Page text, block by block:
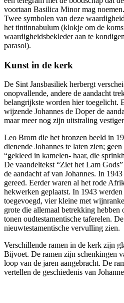
voortaan Basilica Minor mag noemen.
Twee symbolen van deze
het tintinnabulum (klokje om de
waardigheidsbekleder aan te
parasol).
Kunst in de kerk
De Sint Jansbasiliek herbergt
onopvallende, andere de aandacht
belangrijkste worden hier toegelicht.
wijzende Johannes de Doper de
maar meer nog zijn uitstraling
Leo Brom die het bronzen beeld in
dienende Johannes te laten zien;
“gekleed in kamelen- haar, die
De vaandeltekst “Ziet het Lam
de aandacht af van Johannes. In
gereed. Eerder waren al het rode
hekwerken geplaatst. In 1943
toegevoegd, vier kleine met
grote die allemaal betrekking
tonen oudtestamentische taferelen.
nieuwtestamentische vervulling zien.
Verschillende ramen in de kerk zijn
Bijvoet. De ramen zijn schenkingen
loop van de jaren aangebracht. De
vertellen de geschiedenis van